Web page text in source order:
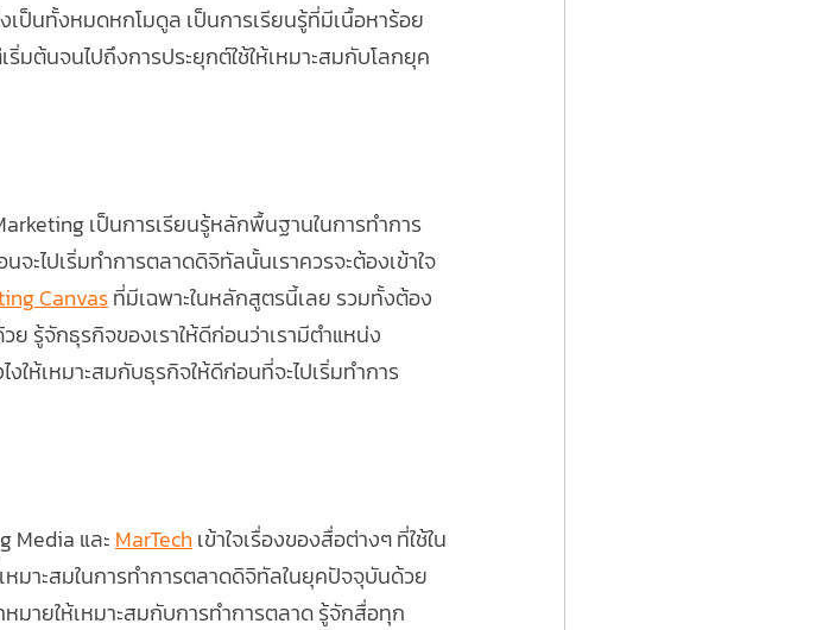
เป็นทั้งหมดหกโมดูล เป็นการเรียนรู้ที่มีเนื้อหาร้อย
ริ่มต้นจนไปถึงการประยุกต์ใช้ให้เหมาะสมกับโลกยุค
เป็นการเรียนรู้หลักพื้นฐานในการทำการ
ะไปเริ่มทำการตลาดดิจิทัลนั้นเราควรจะต้องเข้าใจ
Canvas ที่มีเฉพาะในหลักสูตรนี้เลย รวมทั้งต้อง
ย รู้จักธุรกิจของเราให้ดีก่อนว่าเรามีตำแหน่ง
ให้เหมาะสมกับธุรกิจให้ดีก่อนที่จะไปเริ่มทำการ
Media และ MarTech เข้าใจเรื่องของสื่อต่างๆ ที่ใช้ใน
มาะสมในการทำการตลาดดิจิทัลในยุคปัจจุบันด้วย
หมายให้เหมาะสมกับการทำการตลาด รู้จักสื่อทุก